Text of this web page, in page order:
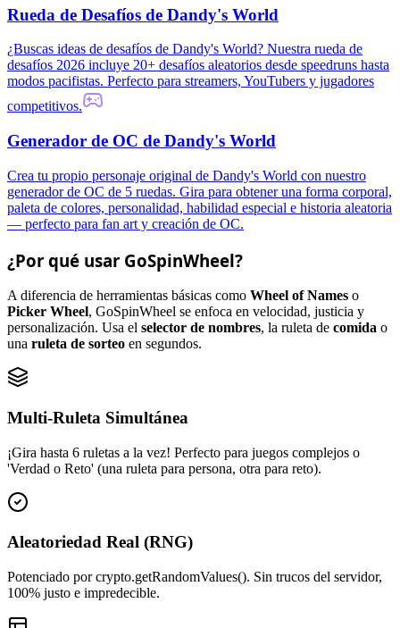
Rueda de Desafíos de Dandy's World
¿Buscas ideas de desafíos de Dandy's World? Nuestra rueda de
desafíos 2026 incluye 20+ desafíos aleatorios desde speedruns hasta
modos pacifistas. Perfecto para streamers, YouTubers y jugadores
competitivos.
Generador de OC de Dandy's World
Crea tu propio personaje original de Dandy's World con nuestro
generador de OC de 5 ruedas. Gira para obtener una forma corporal,
paleta de colores, personalidad, habilidad especial e historia aleatoria
— perfecto para fan art y creación de OC.
¿Por qué usar GoSpinWheel?
A diferencia de herramientas básicas como Wheel of Names o
Picker Wheel, GoSpinWheel se enfoca en velocidad, justicia y
personalización. Usa el selector de nombres, la ruleta de comida o
una ruleta de sorteo en segundos.
Multi-Ruleta Simultánea
¡Gira hasta 6 ruletas a la vez! Perfecto para juegos complejos o
'Verdad o Reto' (una ruleta para persona, otra para reto).
Aleatoriedad Real (RNG)
Potenciado por crypto.getRandomValues(). Sin trucos del servidor,
100% justo e impredecible.